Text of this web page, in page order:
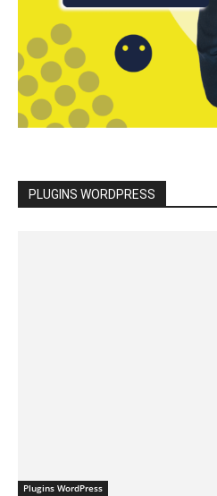
PLUGINS WORDPRESS
Plugins WordPress